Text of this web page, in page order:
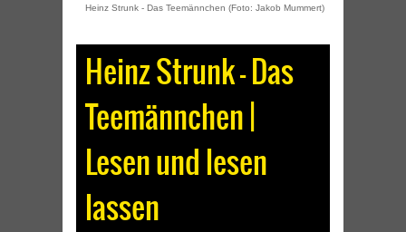
Heinz Strunk - Das Teemännchen (Foto: Jakob Mummert)
Heinz Strunk – Das
Teemännchen |
Lesen und lesen
lassen